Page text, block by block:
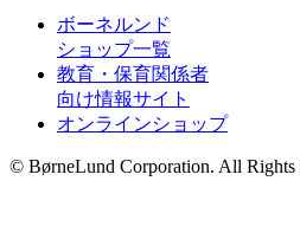
ボーネルンド
ショップ一覧
教育・保育関係者
向け情報サイト
オンラインショップ
© BørneLund Corporation. All Rights